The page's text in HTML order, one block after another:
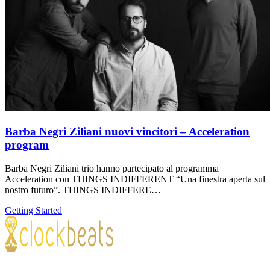
Barba Negri Ziliani nuovi vincitori – Acceleration
program
Barba Negri Ziliani trio hanno partecipato al programma
Acceleration con THINGS INDIFFERENT “Una finestra aperta sul
nostro futuro”. THINGS INDIFFERE…
Getting Started